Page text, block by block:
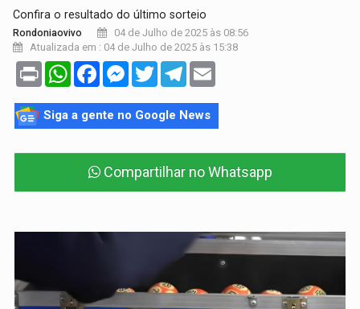
Confira o resultado do último sorteio
Rondoniaovivo
04 de Julho de 2025 às 08:56
Atualizada em : 04 de Julho de 2025 às 15:38
Print WhatsAppFacebookMessenger
TwitterTelegram
Siga a gente no Google News
Compartilhar no Whatsapp